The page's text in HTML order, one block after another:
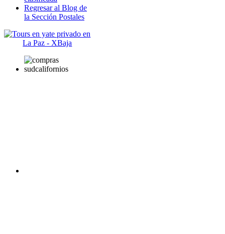
Regresar al Blog de
la Sección Postales